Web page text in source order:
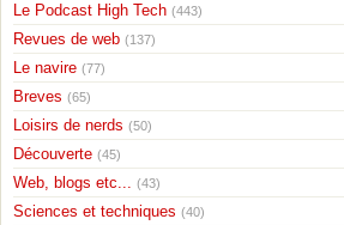
Le Podcast High Tech (443)
Revues de web (137)
Le navire (77)
Breves (65)
Loisirs de nerds (50)
Découverte (45)
Web, blogs etc... (43)
Sciences et techniques (40)